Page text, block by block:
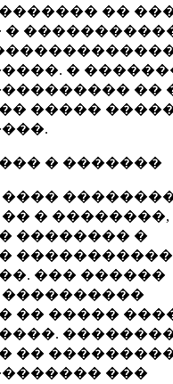
��
�
�
��
�����
� �������
� ��������,
�������� �
��� ������
�� �����
��
���